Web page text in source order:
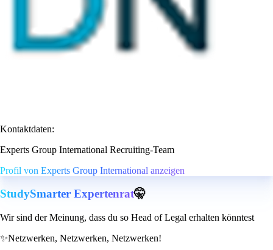
Kontaktdaten:
Experts Group International Recruiting-Team
Profil von Experts Group International anzeigen
StudySmarter Expertenrat🤫
Wir sind der Meinung, dass du so Head of Legal erhalten könntest
✨Netzwerken, Netzwerken, Netzwerken!